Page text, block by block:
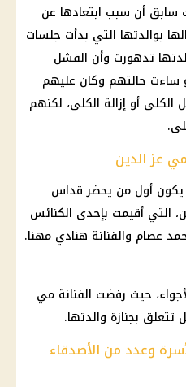
أن سبب ابتعادها عن
بوالدتها التي بدأت جلسات
تدهورت وأن الفشل
ساءت حالتهم وكان عليهم
الكلى أو إزالة الكلى، لكنهم
عز الدين
أول من يحضرقداس
، التي أقيمت بإحدى الكنائس
عصام والفنانة هنادي مهنا.
حيث رفضت الفنانة مي
بجنازة والدتها.
وعدد من الأصدقاء